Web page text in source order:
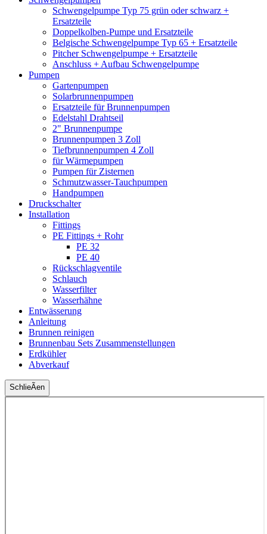
Schwengelpumpe Typ 75 grün oder schwarz +
Ersatzteile
Doppelkolben-Pumpe und Ersatzteile
Belgische Schwengelpumpe Typ 65 + Ersatzteile
Pitcher Schwengelpumpe + Ersatzteile
Anschluss + Aufbau Schwengelpumpe
Pumpen
Gartenpumpen
Solarbrunnenpumpen
Ersatzteile für Brunnenpumpen
Edelstahl Drahtseil
2" Brunnenpumpe
Brunnenpumpen 3 Zoll
Tiefbrunnenpumpen 4 Zoll
für Wärmepumpen
Pumpen für Zisternen
Schmutzwasser-Tauchpumpen
Handpumpen
Druckschalter
Installation
Fittings
PE Fittings + Rohr
PE 32
PE 40
Rückschlagventile
Schlauch
Wasserfilter
Wasserhähne
Entwässerung
Anleitung
Brunnen reinigen
Brunnenbau Sets Zusammenstellungen
Erdkühler
Abverkauf
SchlieÃen